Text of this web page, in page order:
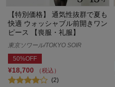
【特別価格】 通気性抜群で夏も
快適 ウォッシャブル前開きワン
ピース 【喪服・礼服】
東京ソワール/TOKYO SOIR
50%OFF
¥18,700
（税込）
(2)